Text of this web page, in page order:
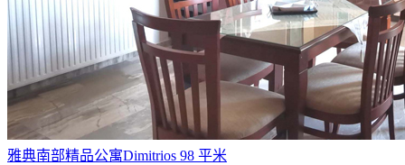
雅典南部精品公寓Dimitrios 98 平米